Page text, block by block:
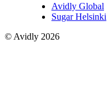
Avidly Global
Sugar Helsinki
© Avidly 2026